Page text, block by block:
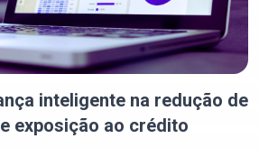
inteligente na redução de
exposição ao crédito